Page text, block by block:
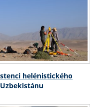
helénistického